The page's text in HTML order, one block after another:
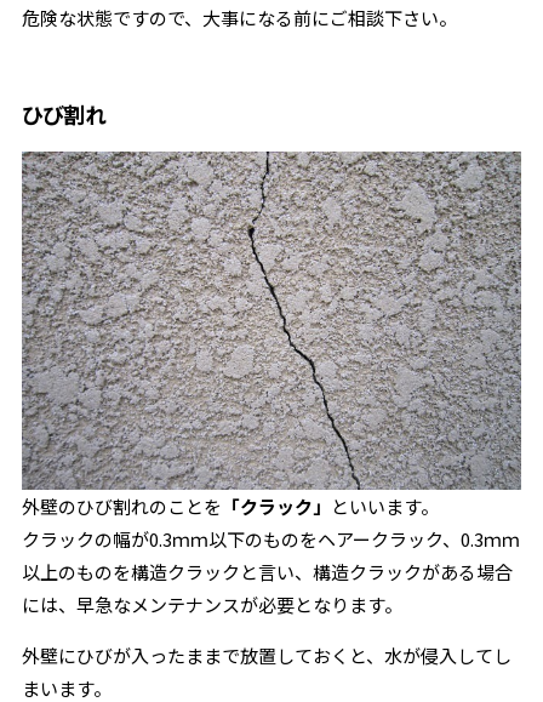
危険な状態ですので、大事になる前にご相談下さい。
ひび割れ
外壁のひび割れのことを 「クラック」 といいます。
クラックの幅が0.3ｍｍ以下のものをヘアークラック、0.3ｍｍ
以上のものを構造クラックと言い、構造クラックがある場合
には、早急なメンテナンスが必要となります。
外壁にひびが入ったままで放置しておくと、水が侵入してし
まいます。